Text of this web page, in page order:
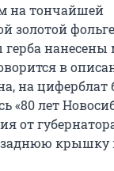
на тончайшей
золотой
нанесены
в
на циферблат
«80 лет
от
заднюю крышку